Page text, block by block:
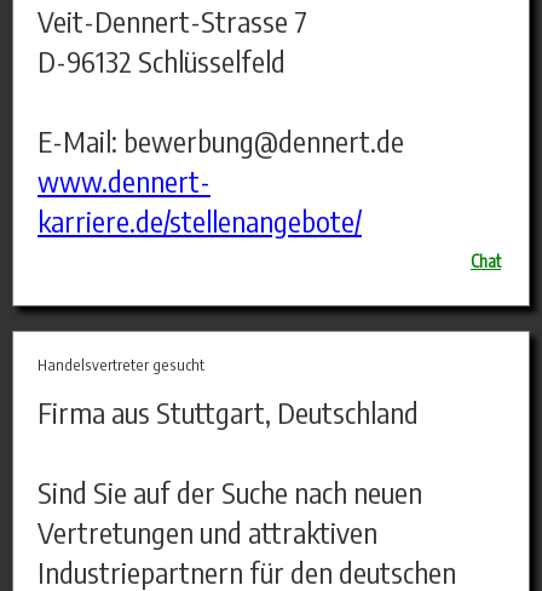
Veit-Dennert-Strasse 7
D-96132 Schlüsselfeld
E-Mail: bewerbung@dennert.de
www.dennert-
karriere.de/stellenangebote/
Chat
Handelsvertreter gesucht
Firma aus Stuttgart, Deutschland
Sind Sie auf der Suche nach neuen
Vertretungen und attraktiven
Industriepartnern für den deutschen